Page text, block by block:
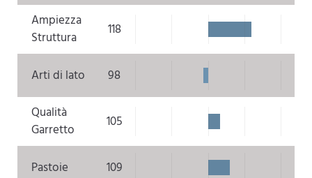
Ampiezza
Struttura
118
Arti di lato
98
Qualità
Garretto
105
Pastoie
109